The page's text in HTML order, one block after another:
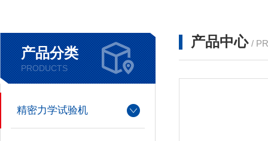
产品分类
PRODUCTS
精密力学试验机
产品中心 /